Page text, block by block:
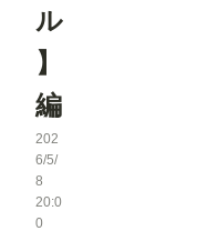
ル
】
編
202
6/5/
8
20:0
0